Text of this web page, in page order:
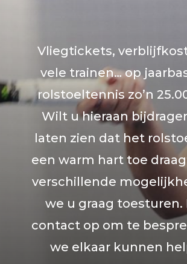
Vliegtickets,
vele trainen… op
rolstoeltennis zo’n
Wilt u hieraan
laten zien dat het
een warm hart toe
verschillende
we u graag toesturen.
contact op om te
we elkaar kunnen